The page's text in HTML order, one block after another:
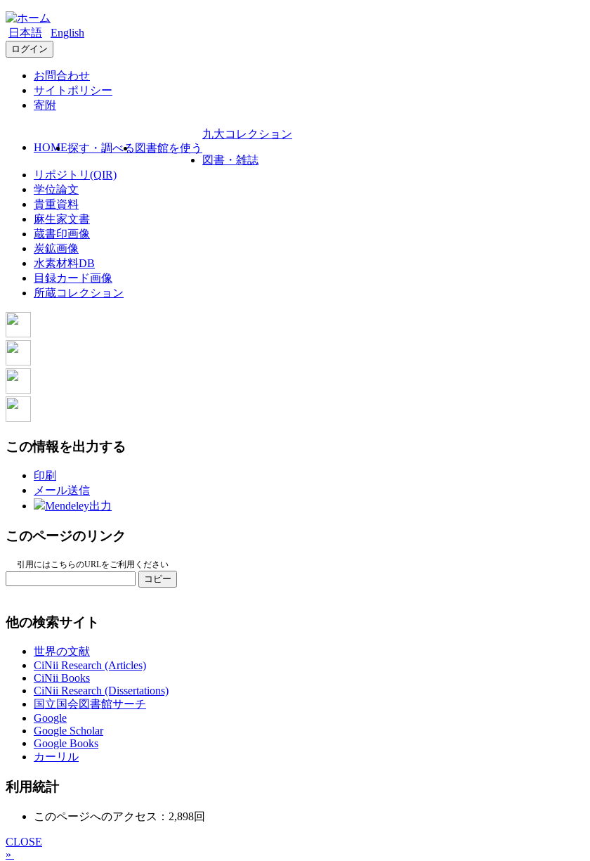
日本語 English
ログイン
お問合わせ
サイトポリシー
寄附
HOME探す・調べる 図書館を使う
九大コレクション
図書・雑誌
リポジトリ(QIR)
学位論文
貴重資料
麻生家文書
蔵書印画像
炭鉱画像
水素材料DB
目録カード画像
所蔵コレクション
この情報を出力する
印刷
メール送信
Mendeley出力
このページのリンク
引用にはこちらのURLをご利用ください
コピー
他の検索サイト
世界の文献
CiNii Research (Articles)
CiNii Books
CiNii Research (Dissertations)
国立国会図書館サーチ
Google
Google Scholar
Google Books
カーリル
利用統計
このページへのアクセス：2,898回
CLOSE
»